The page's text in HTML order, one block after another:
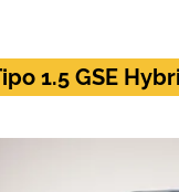
1.5 GSE